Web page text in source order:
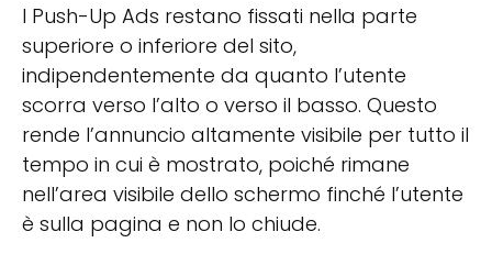
I Push-Up Ads restano fissati nella parte
superiore o inferiore del sito,
indipendentemente da quanto l’utente
scorra verso l’alto o verso il basso. Questo
rende l’annuncio altamente visibile per tutto il
tempo in cui è mostrato, poiché rimane
nell’area visibile dello schermo finché l’utente
è sulla pagina e non lo chiude.